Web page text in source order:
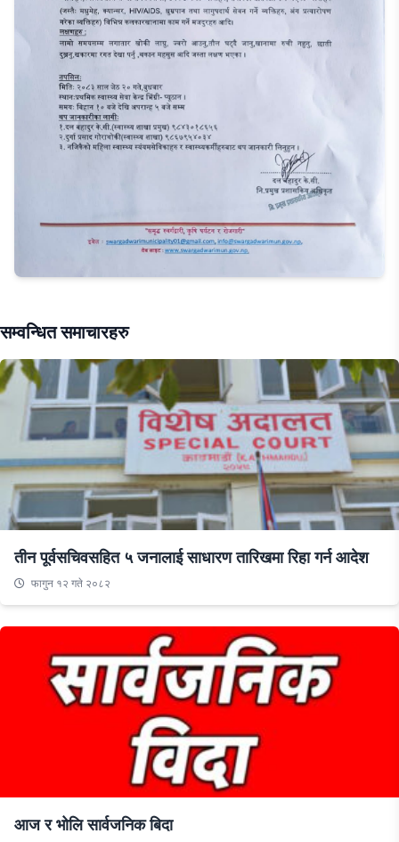
सम्वन्धित समाचारहरु
तीन पूर्वसचिवसहित ५ जनालाई साधारण तारिखमा रिहा गर्न आदेश
फागुन १२ गते २०८२
आज र भोलि सार्वजनिक बिदा